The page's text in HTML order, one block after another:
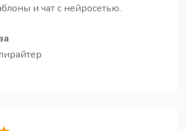
и чат с нейросетью.